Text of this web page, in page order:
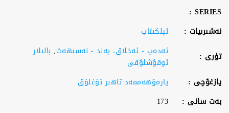
SERIES :
نەشىرىيات :
ئېلكىتاب
تۈرى :
ئەدەپ - ئەخلاق، پەند - نەسىھەت, بالىلار
ئوقۇشلۇقى
يازغۇچى :
يارمۇھەممەد تاھىر تۇغلۇق
بەت سانى :
173